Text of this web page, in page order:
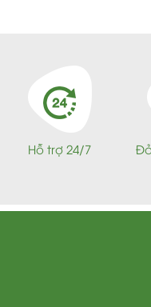
Hỗ trợ 24/7